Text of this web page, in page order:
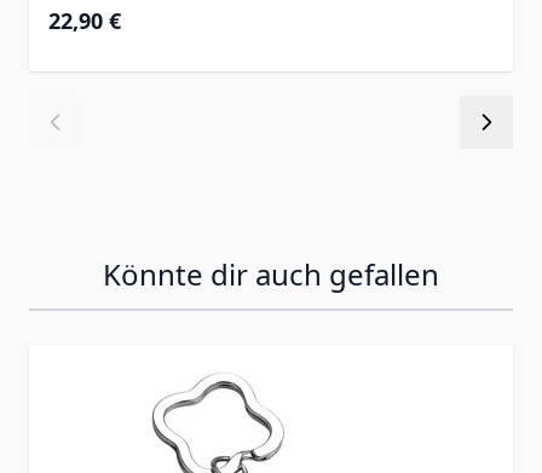
22,90 €
Könnte dir auch gefallen